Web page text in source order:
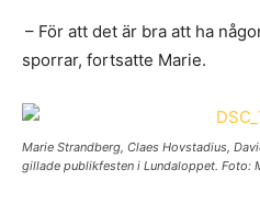
– För att det är bra att ha
sporrar, fortsatte Marie.
Marie Strandberg, Claes Hovstadius,
gillade publikfesten i Lundaloppet. Foto: